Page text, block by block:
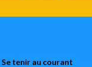
Se tenir au courant